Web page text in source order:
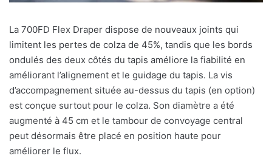
La 700FD Flex Draper dispose de nouveaux joints qui
limitent les pertes de colza de 45%, tandis que les bords
ondulés des deux côtés du tapis améliore la fiabilité en
améliorant l’alignement et le guidage du tapis. La vis
d’accompagnement située au-dessus du tapis (en option)
est conçue surtout pour le colza. Son diamètre a été
augmenté à 45 cm et le tambour de convoyage central
peut désormais être placé en position haute pour
améliorer le flux.